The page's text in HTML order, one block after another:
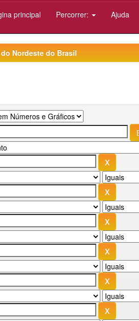
principal Percorrer: Ajuda
Nordeste do Brasil